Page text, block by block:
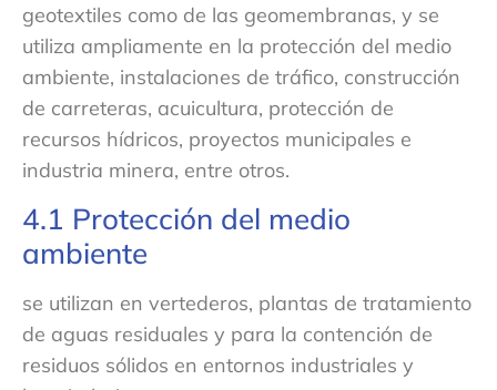
geotextiles como de las geomembranas, y se
utiliza ampliamente en la protección del medio
ambiente, instalaciones de tráfico, construcción
de carreteras, acuicultura, protección de
recursos hídricos, proyectos municipales e
industria minera, entre otros.
4.1 Protección del medio
ambiente
se utilizan en vertederos, plantas de tratamiento
de aguas residuales y para la contención de
residuos sólidos en entornos industriales y